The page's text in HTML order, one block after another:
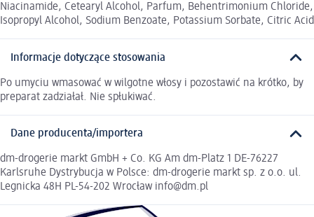
Niacinamide, Cetearyl Alcohol, Parfum, Behentrimonium Chloride,
Isopropyl Alcohol, Sodium Benzoate, Potassium Sorbate, Citric Acid
Informacje dotyczące stosowania
Po umyciu wmasować w wilgotne włosy i pozostawić na krótko, by
preparat zadziałał. Nie spłukiwać.
Dane producenta/importera
dm-drogerie markt GmbH + Co. KG Am dm-Platz 1 DE-76227
Karlsruhe Dystrybucja w Polsce: dm-drogerie markt sp. z o.o. ul.
Legnicka 48H PL-54-202 Wrocław info@dm.pl